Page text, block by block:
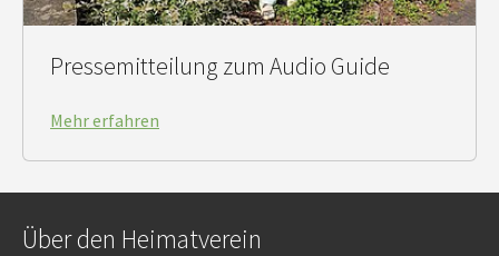
Pressemitteilung zum Audio Guide
Mehr erfahren
Über den Heimatverein